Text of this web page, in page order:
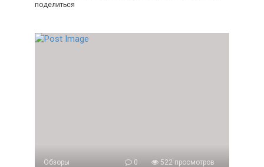
поделиться
Обзоры 0 522 просмотров